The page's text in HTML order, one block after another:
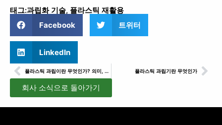
태그:과립화 기술, 플라스틱 재활용
Facebook 트위터
LinkedIn
이전 플라스틱 과립이란 무엇인가? 의미, 종류, 용도 플라스틱 과립기란 무엇인가다
회사 소식으로 돌아가기